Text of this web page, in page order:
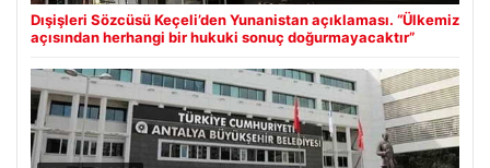
Dışişleri Sözcüsü Keçeli’den Yunanistan açıklaması. “Ülkemiz
açısından herhangi bir hukuki sonuç doğurmayacaktır”